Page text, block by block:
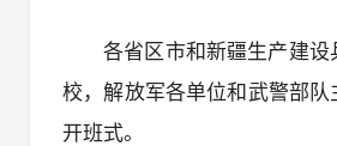
各省区市和新疆生产建
校，解放军各单位和武警部
开班式。